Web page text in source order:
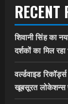
RECENT
शिवानी सिंह का
दर्शकों का मिल रहा
वर्ल्डवाइड
खूबसूरत लोकेशन्स